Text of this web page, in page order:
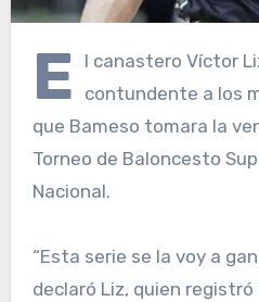
E
l canastero Víctor
contundente a los
que Bameso tomara la
Torneo de Baloncesto
Nacional.
“Esta serie se la voy a
declaró Liz, quien